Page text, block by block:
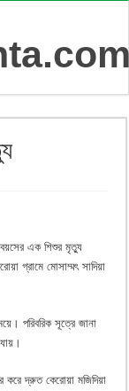
বয়সের এক শিশুর মৃত্যু
গ্রামে মোসাম্মৎ সাদিয়া
পরিবরিক সূত্রে জানা
করে দ্রুত কেরোয়া মজিদিয়া